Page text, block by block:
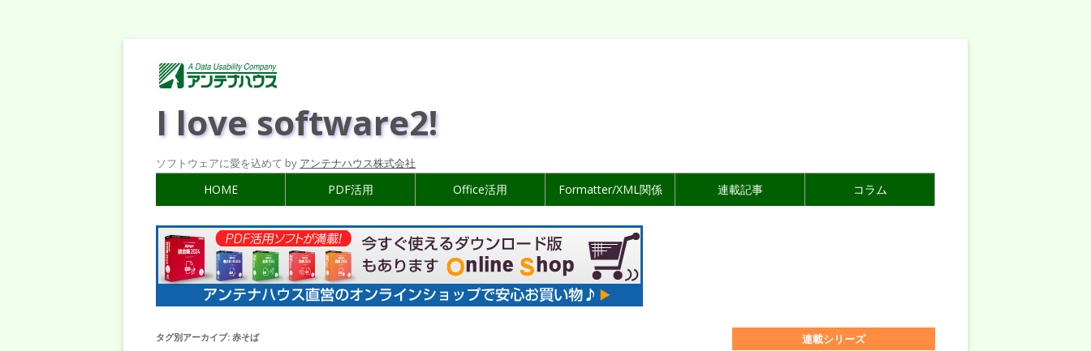
I love software2!
ソフトウェアに愛を込めて by アンテナハウス株式会社
HOME PDF活用 Office活用 Formatter/XML関係 連載記事 コラム
タグ別アーカイブ: 赤そば 連載シリーズ